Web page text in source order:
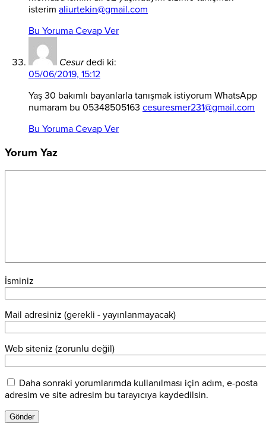
isterim aliurtekin@gmail.com
Bu Yoruma Cevap Ver
Cesur dedi ki:
05/06/2019, 15:12
Yaş 30 bakımlı bayanlarla tanışmak istiyorum WhatsApp
numaram bu 05348505163 cesuresmer231@gmail.com
Bu Yoruma Cevap Ver
Yorum Yaz
İsminiz
Mail adresiniz (gerekli - yayınlanmayacak)
Web siteniz (zorunlu değil)
Daha sonraki yorumlarımda kullanılması için adım, e-posta
adresim ve site adresim bu tarayıcıya kaydedilsin.